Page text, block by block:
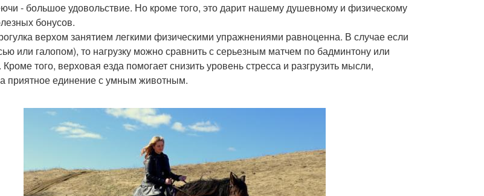
- большое удовольствие. Но кроме того, это дарит нашему душевному и физическому
бонусов.
верхом занятием легкими физическими упражнениями равноценна. В случае если
или галопом), то нагрузку можно сравнить с серьезным матчем по бадминтону или
того, верховая езда помогает снизить уровень стресса и разгрузить мысли,
приятное единение с умным животным.